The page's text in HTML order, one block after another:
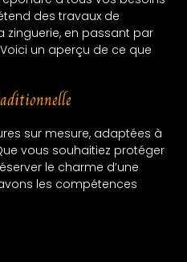
des travaux de
zinguerie, en passant par
un aperçu de ce que
sur mesure, adaptées à
vous souhaitiez protéger
le charme d’une
les compétences